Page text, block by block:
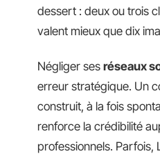
dessert : deux ou trois
valent mieux que dix
Négliger ses réseaux
erreur stratégique. Un
construit, à la fois
renforce la crédibilité
professionnels. Parfois,